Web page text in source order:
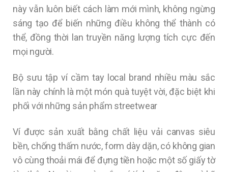
này vẫn luôn biết cách làm mới mình, không ngừng
sáng tạo để biến những điều không thể thành có
thể, đồng thời lan truyền năng lượng tích cực đến
mọi người.
Bộ sưu tập ví cầm tay local brand nhiều màu sắc
lần này chính là một món quà tuyệt vời, đặc biệt khi
phối với những sản phẩm streetwear
Ví được sản xuất bằng chất liệu vải canvas siêu
bền, chống thấm nước, form dày dặn, có không gian
vô cùng thoải mái để đựng tiền hoặc một số giấy tờ